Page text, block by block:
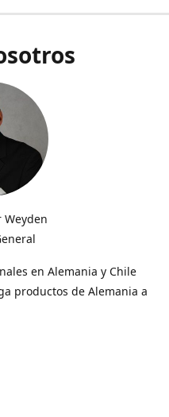
Weyden
en Alemania y Chile
productos de Alemania a